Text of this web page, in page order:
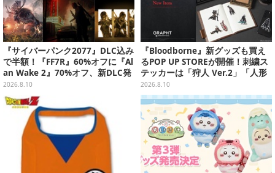
『サイバーパンク2077』DLC込み
で半額！『FF7R』60%オフに『Al
an Wake 2』70%オフ、新DLC発
売予定の『ウィッチャー3 CE』は
80%オフ【PS Storeのお薦めセー
ル】
2026.8.10
『Bloodborne』新グッズも買え
るPOP UP STOREが開催！刺繍ス
テッカーは「狩人 Ver.2」「人形
Ver.2」「時計塔のマリア Ver.2」
の3種類
2026.8.10